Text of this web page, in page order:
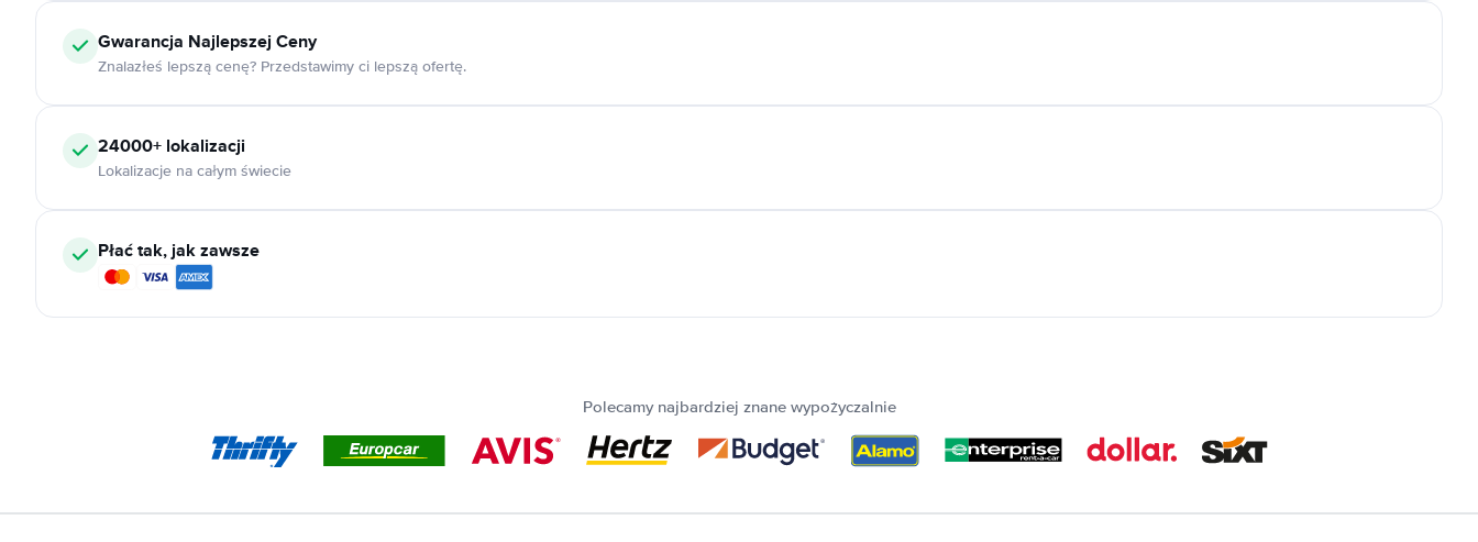
Gwarancja Najlepszej Ceny
Znalazłeś lepszą cenę? Przedstawimy ci lepszą ofertę.
24000+ lokalizacji
Lokalizacje na całym świecie
Płać tak, jak zawsze
Polecamy najbardziej znane wypożyczalnie